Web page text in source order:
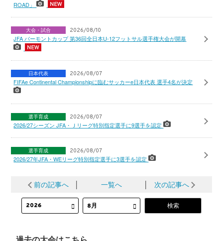
ROAD」
大会・試合 2026/08/10
JFA バーモントカップ 第36回全日本U-12フットサル選手権大会が開幕
日本代表 2026/08/07
FIFAe Continental Championshipに臨むサッカーe日本代表 選手4名が決定
選手育成 2026/08/07
2026/27シーズン JFA・Ｊリーグ特別指定選手に9選手を認定
選手育成 2026/08/07
2026/27年JFA・WEリーグ特別指定選手に3選手を認定
前の記事へ 一覧へ 次の記事へ